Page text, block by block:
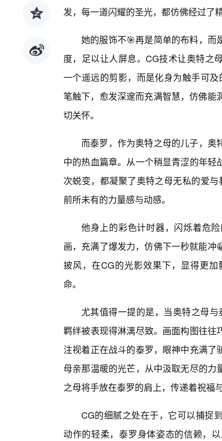
发，每一道闪耀的圣光，都仿佛经过了
她的服饰不🎯再是简单的布料，而
度，足以让人屏息。CG技术让奥特之
一个遥远的剪影，而是化身为触手可
笔触下，愈发深邃而充满智慧，仿佛
切关怀。
而泰罗，作为奥特之母的儿子，
中的热血篇章。从一个稍显青涩的年
次蜕变，都凝聚了奥特之母无私的爱
前所未有的力量感与动感。
他身上的彩色计时器，闪烁着危
画，充满了爆发力，仿佛下一秒就能
披风，在CG的光影效果下，显得更
命。
尤其值得一提的是，当奥特之母
羁绊被表现得淋漓尽致。画面构图往
注视着正在战斗的泰罗，眼神中充满
母亲那温暖的光芒，从中汲取无尽的
之母将手放在泰罗的肩上，传递着祝福
CG的细腻之处在于，它可以捕捉
动作的轻柔，泰罗身体姿态的信赖，